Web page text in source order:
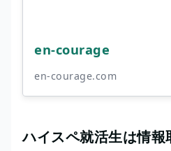
en-courage
en-courage.com
ハイスペ就活生は情報